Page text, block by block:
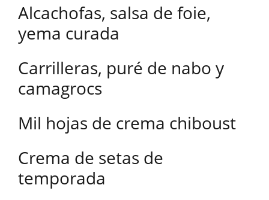
Alcachofas, salsa de foie,
yema curada
Carrilleras, puré de nabo y
camagrocs
Mil hojas de crema chiboust
Crema de setas de
temporada